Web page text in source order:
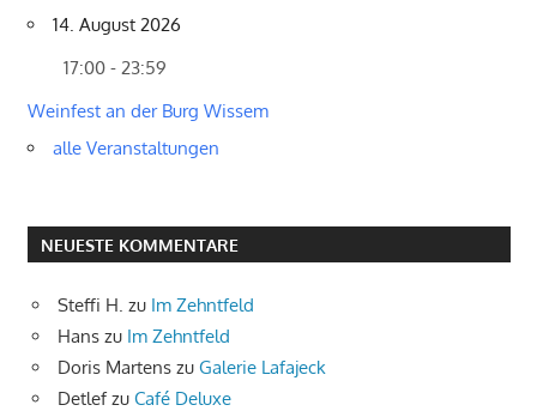
14. August 2026
17:00 - 23:59
Weinfest an der Burg Wissem
alle Veranstaltungen
NEUESTE KOMMENTARE
Steffi H. zu Im Zehntfeld
Hans zu Im Zehntfeld
Doris Martens zu Galerie Lafajeck
Detlefzu Café Deluxe